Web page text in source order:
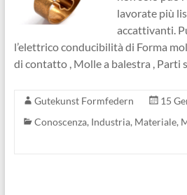
lavorate più
accattivanti.
l’elettrico conducibilità di Forma
di contatto , Molle a balestra , Parti
Gutekunst Formfedern
15
Conoscenza, Industria, Materiale,